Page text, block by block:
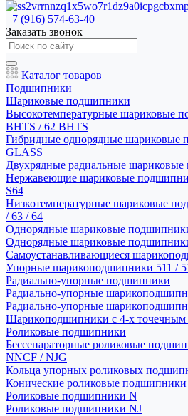
+7 (916) 574-63-40
Заказать звонок
Каталог товаров
Подшипники
Шариковые подшипники
Высокотемпературные шариковые
BHTS / 62 BHTS
Гибридные однорядные шариковые
GLASS
Двухрядные радиальные
Нержавеющие шариковые
S64
Низкотемпературные шариковые
/ 63 / 64
Однорядные шариковые
Однорядные шариковые
Самоустанавливающиеся
Упорные шарикоподшипники 511 /
Радиально-упорные подшипники
Радиально-упорные
Радиально-упорные
Шарикоподшипники с 4-х точечным
Роликовые подшипники
Бессепараторные роликовые
NNCF / NJG
Кольца упорных роликовых
Конические роликовые подшипники
Роликовые подшипники N
Роликовые подшипники NJ